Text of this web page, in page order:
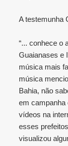
A testemunha
“... conhece o
Guaianases e
música mais
música
Bahia, não
em campanha
vídeos na
esses
visualizou